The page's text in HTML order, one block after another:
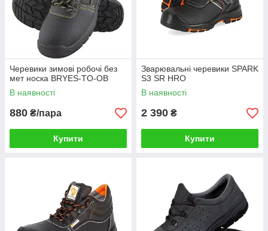
Черевики зимові робочі без
мет носка BRYES-TO-OB
В наявності
880 ₴/пара
Купити
Зварювальні черевики SPARK
S3 SR HRO
В наявності
2 390 ₴
Купити